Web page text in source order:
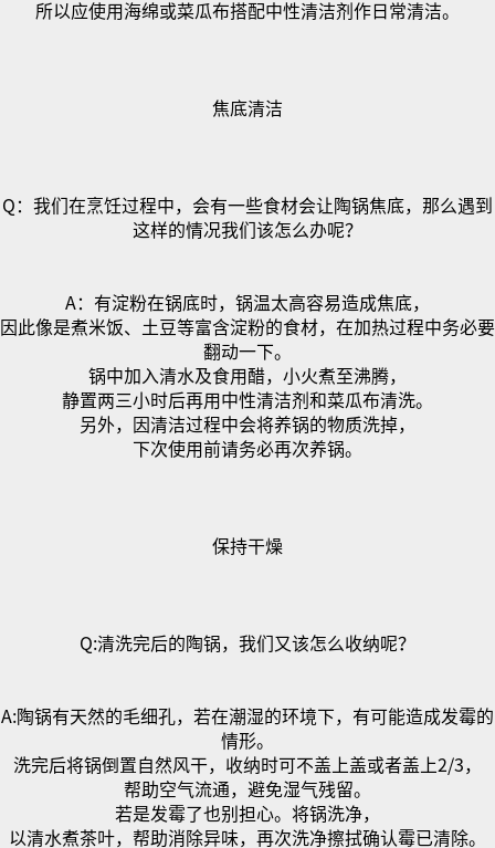
所以应使用海绵或菜瓜布搭配中性清洁剂作日常清洁。
焦底清洁
Q ：我们在烹饪过程中，会有一些食材会让陶锅焦底，那么遇到
这样的情况我们该怎么办呢？
A ：有淀粉在锅底时，锅温太高容易造成焦底，
因此像是煮米饭、土豆等富含淀粉的食材， 在加热过程中务必要
翻动一下。
锅中加入清水及食用醋， 小火煮至沸腾，
静置两三小时后再用中性清洁剂和菜瓜布清洗。
另外，因清洁过程中会将养锅的物质洗掉，
下次使用前请务必再次养锅。
保持干燥
Q:清洗完后的陶锅，我们又该怎么收纳呢？
A:陶锅有天然的毛细孔，若在潮湿的环境下，有可能造成发霉的
情形。
洗完后将锅倒置自然风干，收纳时可不盖上盖或者盖上2/3，
帮助空气流通，避免湿气残留。
若是发霉了也别担心。将锅洗净，
以清水煮茶叶，帮助消除异味，再次洗净擦拭确认霉已清除。